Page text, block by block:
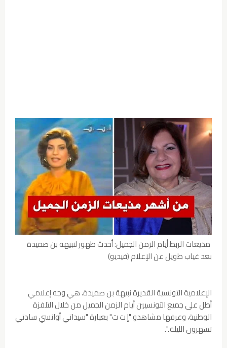
مذيعات الربط أيام الزمن الجميل: أحدث ظهور لنبيهة بن صميدة
بعد غياب طويل عن الإعلام (فيديو)
الإعلامية التونسية القديرة نبيهة بن صميدة، هي وجه إعلامي
أطل على جميع التونسيين أيام الزمن الجميل من خلال التلفزة
الوطنية، وعرفها مشاهدو "إ ت ت" بعبارة "سيداتي أوانسي سادتي
تسهرون الليلة..".